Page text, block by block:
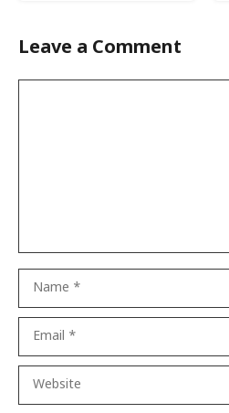
Leave a Comment
Website